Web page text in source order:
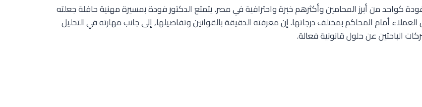
فودة كواحد من أبرز المحامين وأكثرهم خبرة واحترافية في مصر. يتمتع الدكتور فودة بمسيرة مهنية حافلة جعلته
أمام المحاكم بمختلف درجاتها. إن معرفته الدقيقة بالقوانين وتفاصيلها, إلى جانب مهارته في التحليل
الباحثين عن حلول قانونية فعالة.